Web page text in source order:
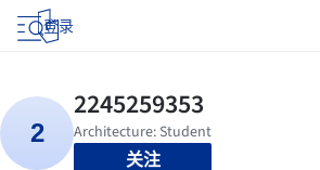
登录
关注